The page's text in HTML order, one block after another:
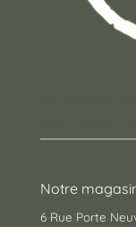
Notre
6 Rue Porte